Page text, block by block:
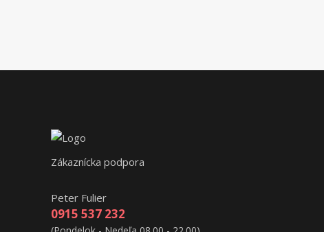
Zákaznícka podpora
Peter Fulier
0915 537 232